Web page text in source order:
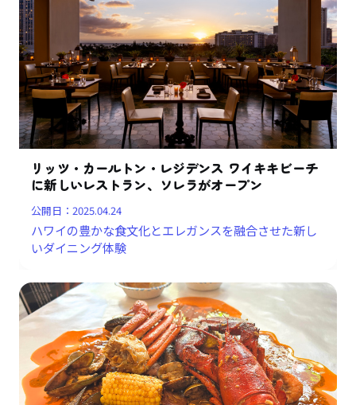
リッツ・カールトン・レジデンス ワイキキビーチ
に新しいレストラン、ソレラがオープン
公開日：2025.04.24
ハワイの豊かな食文化とエレガンスを融合させた新し
いダイニング体験